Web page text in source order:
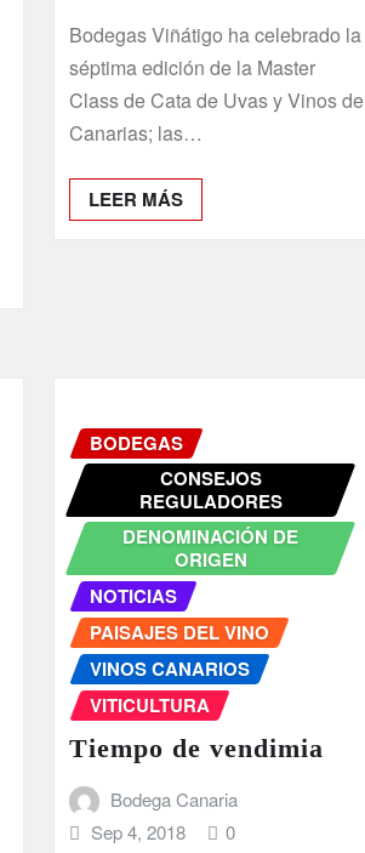
Bodegas Viñátigo ha celebrado la
séptima edición de la Master
Class de Cata de Uvas y Vinos de
Canarias; las…
LEER MÁS
BODEGAS
CONSEJOS
REGULADORES
DENOMINACIÓN DE
ORIGEN
NOTICIAS
PAISAJES DEL VINO
VINOS CANARIOS
VITICULTURA
Tiempo de vendimia
Bodega Canaria
Sep 4, 2018
0